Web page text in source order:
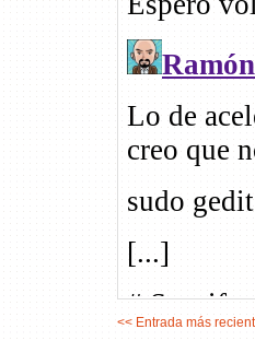
<< Entrada más